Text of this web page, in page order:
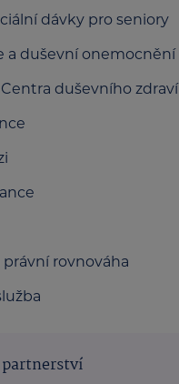
dávky pro seniory
a duševní onemocnění
Centra duševního zdraví
rovnováha